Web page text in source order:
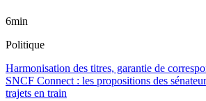
6min
Politique
Harmonisation des titres, garantie de
SNCF Connect : les propositions des
trajets en train